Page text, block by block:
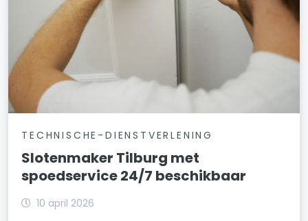
TECHNISCHE-DIENSTVERLENING
Slotenmaker Tilburg met
spoedservice 24/7 beschikbaar
10 april 2026